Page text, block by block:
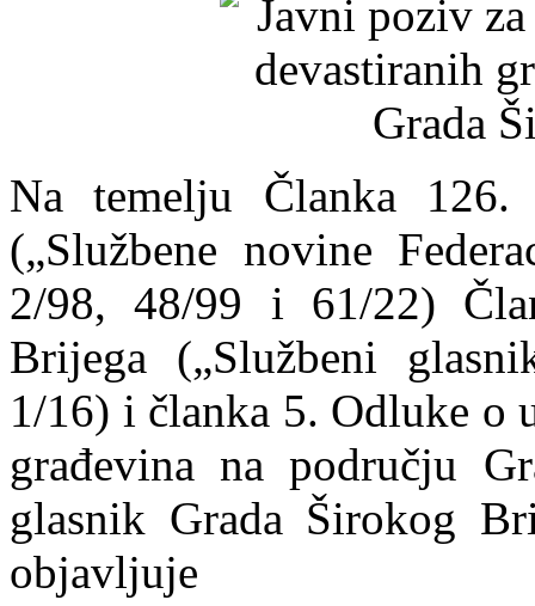
Na temelju Članka 126.
(„Službene novine
2/98, 48/99 i 61/22)
Brijega („Službeni
1/16) i članka 5. Odluke o
građevina na području
glasnik Grada Širokog
objavljuje